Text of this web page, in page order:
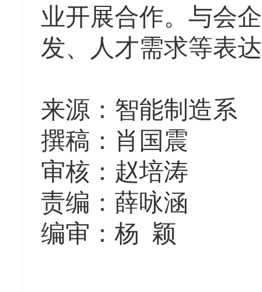
业开展合作。与会
发、人才需求等表
来源 ： 智能制造系
撰稿 ： 肖国震
审核 ： 赵培涛
责编 ： 薛咏涵
编审 ： 杨 颖